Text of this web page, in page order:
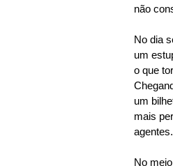
não
No dia
um
o que
um
mais
agentes.
No